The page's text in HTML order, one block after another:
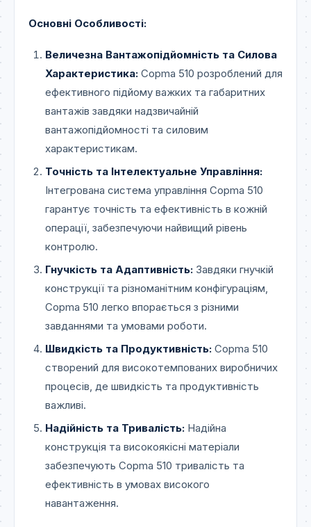
Основні Особливості:
Величезна Вантажопідйомність та Силова
Характеристика: Copma 510 розроблений для
ефективного підйому важких та габаритних
вантажів завдяки надзвичайній
вантажопідйомності та силовим
характеристикам.
Точність та Інтелектуальне Управління:
Інтегрована система управління Copma 510
гарантує точність та ефективність в кожній
операції, забезпечуючи найвищий рівень
контролю.
Гнучкість та Адаптивність: Завдяки гнучкій
конструкції та різноманітним конфігураціям,
Copma 510 легко впорається з різними
завданнями та умовами роботи.
Швидкість та Продуктивність: Copma 510
створений для високотемпованих виробничих
процесів, де швидкість та продуктивність
важливі.
Надійність та Тривалість: Надійна
конструкція та високоякісні матеріали
забезпечують Copma 510 тривалість та
ефективність в умовах високого
навантаження.